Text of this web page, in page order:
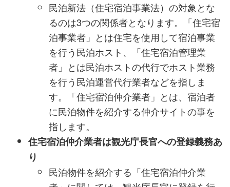
民泊新法（住宅宿泊事業法）の対象とな
るのは3つの関係者となります。「住宅宿
泊事業者」とは住宅を使用して宿泊事業
を行う民泊ホスト、「住宅宿泊管理業
者」とは民泊ホストの代行でホスト業務
を行う民泊運営代行業者などを指しま
す。「住宅宿泊仲介業者」とは、宿泊者
に民泊物件を紹介する仲介サイトの事を
指します。
住宅宿泊仲介業者は観光庁長官への登録義務あ
り
民泊物件を紹介する「住宅宿泊仲介業